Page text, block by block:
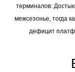
терминалов:
межсезонье, тогда
дефицит